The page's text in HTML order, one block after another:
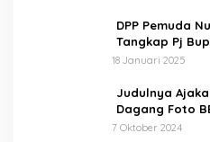
menang akan mengikuti
perlombaan di tingkat
STQ ini bukan hanya
sekedar ajang perlombaan
saja, melainkan untuk
memahami dan bisa
mengamalkan isi
DPP Pemuda
Tangkap Pj
Penganiaya
18 Januari 2025
Judulnya
Dagang Foto
Paslon
7 Oktober 2024